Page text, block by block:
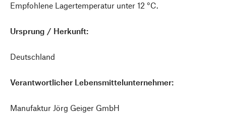
Empfohlene Lagertemperatur unter 12 °C.
Ursprung / Herkunft:
Deutschland
Verantwortlicher Lebensmittelunternehmer:
Manufaktur Jörg Geiger GmbH